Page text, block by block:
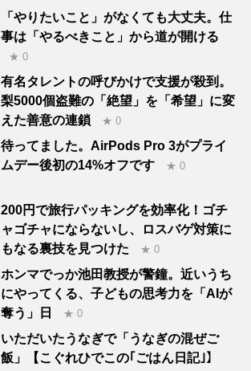
「やりたいこと」がなくても大丈夫。仕
事は「やるべきこと」から道が開ける
★ 0
有名タレントの呼びかけで支援が殺到。
梨5000個盗難の「絶望」を「希望」に変
えた善意の連鎖
★ 0
待ってました。AirPods Pro 3がプライ
ムデー後初の14%オフです
★ 0
200円で旅行パッキングを効率化！ゴチ
ャゴチャにならないし、ロスバゲ対策に
もなる裏技を見つけた
★ 0
ホンマでっか池田教授が警鐘。近いうち
にやってくる、子どもの思考力を「AIが
奪う」日
★ 0
いただいたうなぎで「うなぎの混ぜご
飯」【こぐれひでこの｢ごはん日記｣】